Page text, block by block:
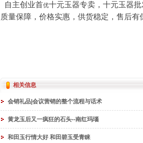
自主创业首优十元玉器专卖，十元玉器
质量保障，价格实惠，供货稳定，售后有
相关信息
会销礼品|会议营销的整个流程与话术
黄龙玉后又一疯狂的石头--南红玛瑙
和田玉行情大好 和田碧玉受青睐